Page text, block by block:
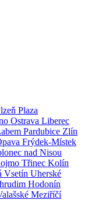
Plaza
Ostrava Liberec
Pardubice Zlín
Frýdek-Místek
nad Nisou
Třinec Kolín
Vsetín Uherské
Hodonín
Meziříčí